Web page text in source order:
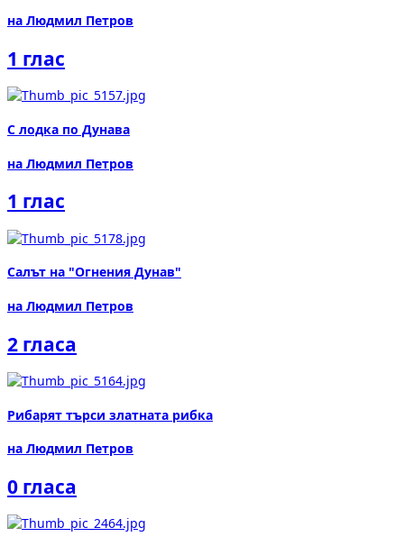
на Людмил Петров
1 глас
С лодка по Дунава
на Людмил Петров
1 глас
Салът на "Огнения Дунав"
на Людмил Петров
2 гласа
Рибарят търси златната рибка
на Людмил Петров
0 гласа